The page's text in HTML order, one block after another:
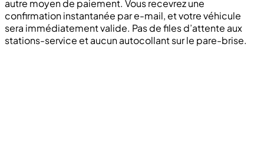
autre moyen de paiement. Vous recevrez une
confirmation instantanée par e-mail, et votre véhicule
sera immédiatement valide. Pas de files d’attente aux
stations-service et aucun autocollant sur le pare-brise.